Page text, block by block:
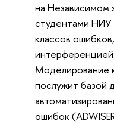
на Независимом
студентами
классов
Моделирование
послужит базой
ошибок